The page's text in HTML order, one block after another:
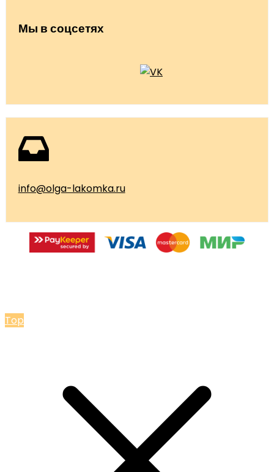
Мы в соцсетях
info@olga-lakomka.ru
Top